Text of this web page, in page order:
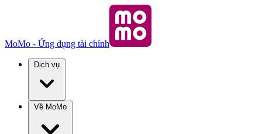
MoMo - Ứng dụng tài chính
Dịch vụ
Về MoMo